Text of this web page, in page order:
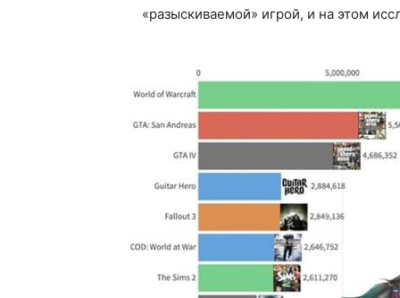
«разыскиваемой» игрой, и на этом